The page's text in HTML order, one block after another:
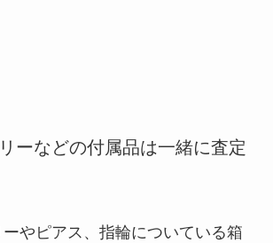
ーなどの付属品は一緒に査定
やピアス、指輪についている箱